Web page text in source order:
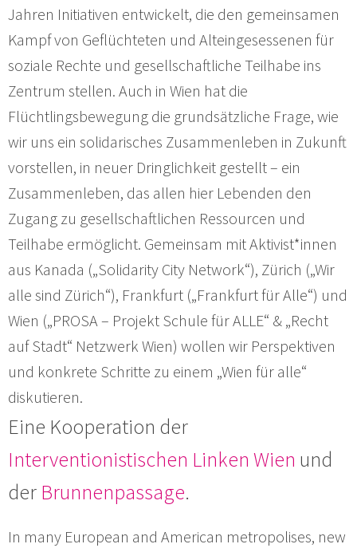
Jahren Initiativen entwickelt, die den gemeinsamen
Kampf von Geflüchteten und Alteingesessenen für
soziale Rechte und gesellschaftliche Teilhabe ins
Zentrum stellen. Auch in Wien hat die
Flüchtlingsbewegung die grundsätzliche Frage, wie
wir uns ein solidarisches Zusammenleben in Zukunft
vorstellen, in neuer Dringlichkeit gestellt – ein
Zusammenleben, das allen hier Lebenden den
Zugang zu gesellschaftlichen Ressourcen und
Teilhabe ermöglicht. Gemeinsam mit Aktivist*innen
aus Kanada („Solidarity City Network“), Zürich („Wir
alle sind Zürich“), Frankfurt („Frankfurt für Alle“) und
Wien („PROSA – Projekt Schule für ALLE“ & „Recht
auf Stadt“ Netzwerk Wien) wollen wir Perspektiven
und konkrete Schritte zu einem „Wien für alle“
diskutieren.
Eine Kooperation der
Interventionistischen Linken Wien und
der Brunnenpassage.
In many European and American metropolises, new